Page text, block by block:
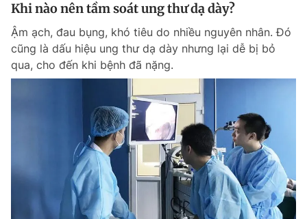
Tổng biên tập: Nguyễn Ngọc Toàn
Phó tổng biên tập thường trực: Hải Thành
Phó tổng biên tập: Lâm Hiếu Dũng
Phó tổng biên tập: Trần Việt Hưng
Tổng thư ký tòa soạn: Đức Trung
Giấy phép xuất bản số 110/GP - BTTTT cấp ngày 24.3.2020
© 2003-2026 Bản quyền thuộc về Báo Thanh Niên. Cấm sao chép
dưới mọi hình thức nếu không có sự chấp thuận bằng văn bản.
Phát triển bởi ePi Technologies, JSC.
Khi nào nên tầm soát ung thư dạ dày?
Ậm ạch, đau bụng, khó tiêu do nhiều nguyên nhân. Đó
cũng là dấu hiệu ung thư dạ dày nhưng lại dễ bị bỏ
qua, cho đến khi bệnh đã nặng.